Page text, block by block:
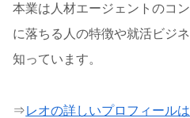
本業は人材エージェントのコ
に落ちる人の特徴や就活ビジ
知っています。
⇒レオの詳しいプロフィール